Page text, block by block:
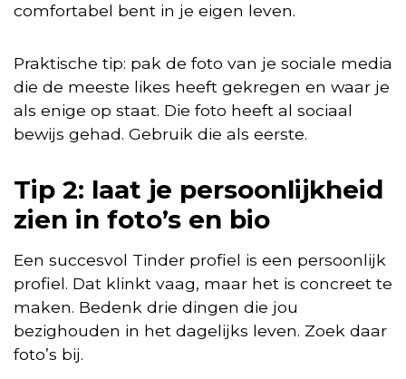
comfortabel bent in je eigen leven.
Praktische tip: pak de foto van je sociale media
die de meeste likes heeft gekregen en waar je
als enige op staat. Die foto heeft al sociaal
bewijs gehad. Gebruik die als eerste.
Tip 2: laat je persoonlijkheid
zien in foto’s en bio
Een succesvol Tinder profiel is een persoonlijk
profiel. Dat klinkt vaag, maar het is concreet te
maken. Bedenk drie dingen die jou
bezighouden in het dagelijks leven. Zoek daar
foto’s bij.